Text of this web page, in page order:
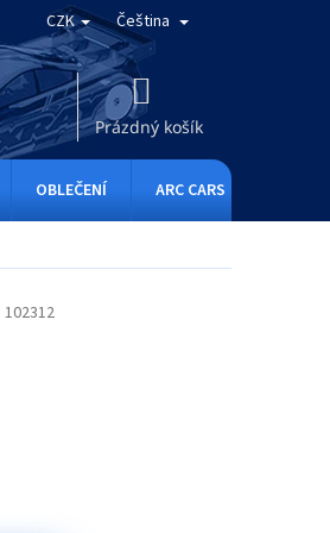
CZK Čeština
KOŠÍK
Prázdný košík
OBLEČENÍ ARC CARS
102312